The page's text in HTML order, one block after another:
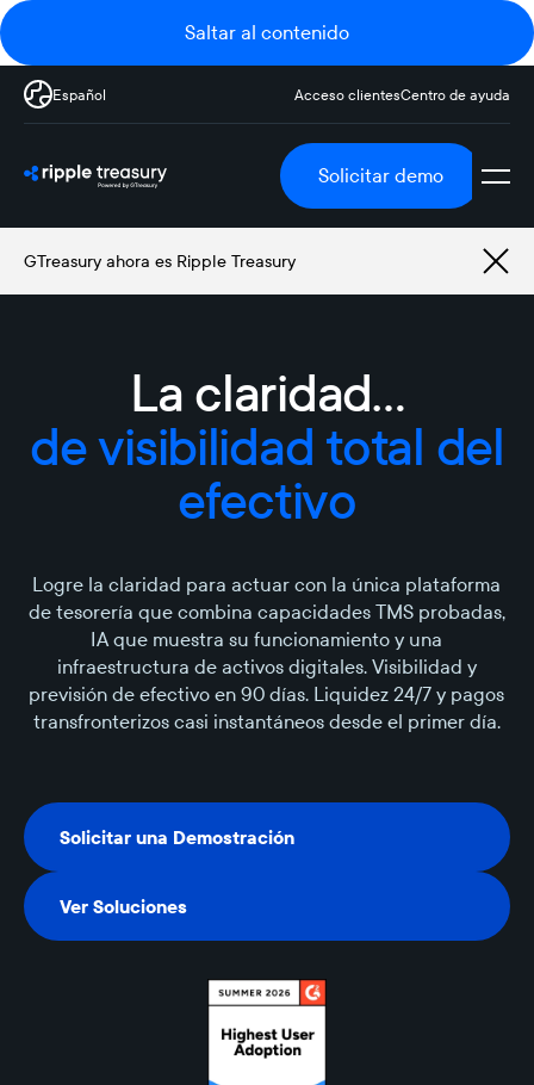
Saltar al contenido
Español Acceso clientesCentro de ayuda
Solicitar demo
GTreasury ahora es Ripple Treasury
La claridad para actuarLa claridad…
de previsión eficaz del
efectivo
Logre la claridad para actuar con la única plataforma
de tesorería que combina capacidades TMS probadas,
IA que muestra su funcionamiento y una
infraestructura de activos digitales. Visibilidad y
previsión de efectivo en 90 días. Liquidez 24/7 y pagos
transfronterizos casi instantáneos desde el primer día.
Solicitar una Demostración
Solicitar una Demostración
Ver Soluciones
Ver Soluciones